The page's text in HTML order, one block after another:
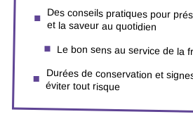
Des conseils pratiques pour
et la saveur au quotidien
Le bon sens au service de la
Durées de conservation et
éviter tout risque